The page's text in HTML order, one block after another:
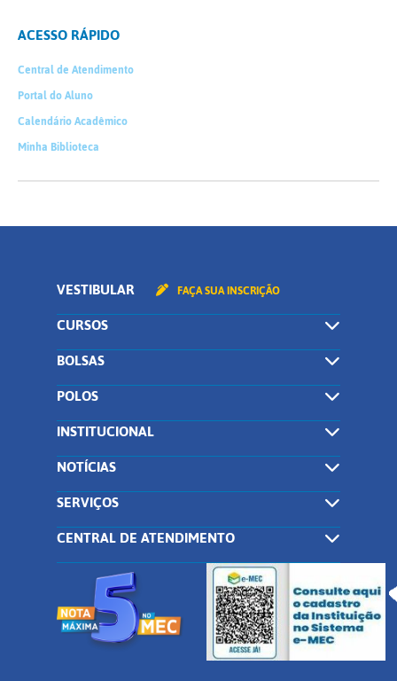
ACESSO RÁPIDO
Central de Atendimento
Portal do Aluno
Calendário Acadêmico
Minha Biblioteca
VESTIBULAR FAÇA SUA INSCRIÇÃO
CURSOS
BOLSAS
POLOS
INSTITUCIONAL
NOTÍCIAS
SERVIÇOS
CENTRAL DE ATENDIMENTO